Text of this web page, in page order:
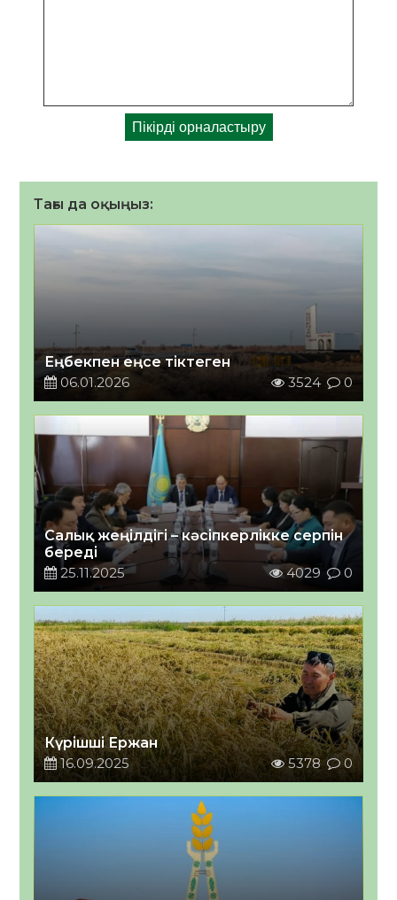
Тағы да оқыңыз:
Еңбекпен еңсе тіктеген
06.01.2026
3524 0
Салық жеңілдігі – кәсіпкерлікке серпін
береді
25.11.2025
4029 0
Күрішші Ержан
16.09.2025
5378 0